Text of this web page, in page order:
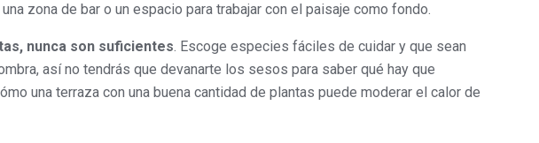
zona de bar o un espacio para trabajar con el paisaje como fondo.
nunca son suficientes. Escoge especies fáciles de cuidar y que sean
así no tendrás que devanarte los sesos para saber qué hay que
una terraza con una buena cantidad de plantas puede moderar el calor de